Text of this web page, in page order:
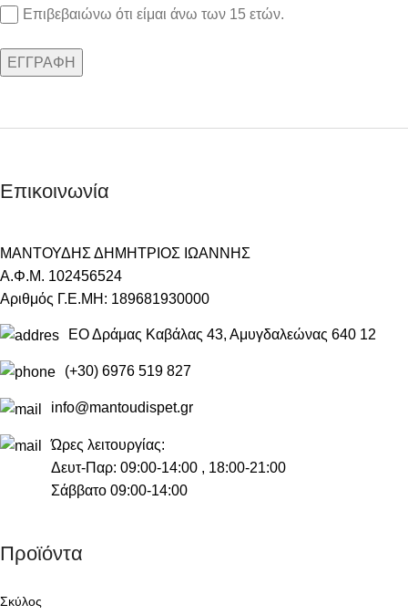
Επιβεβαιώνω ότι είμαι άνω των 15 ετών.
Επικοινωνία
ΜΑΝΤΟΥΔΗΣ ΔΗΜΗΤΡΙΟΣ ΙΩΑΝΝΗΣ
Α.Φ.Μ. 102456524
Αριθμός Γ.Ε.ΜΗ: 189681930000
ΕΟ Δράμας Καβάλας 43, Αμυγδαλεώνας 640 12
(+30) 6976 519 827
info@mantoudispet.gr
Ώρες λειτουργίας:
Δευτ-Παρ: 09:00-14:00 , 18:00-21:00
Σάββατο 09:00-14:00
Προϊόντα
Σκύλος